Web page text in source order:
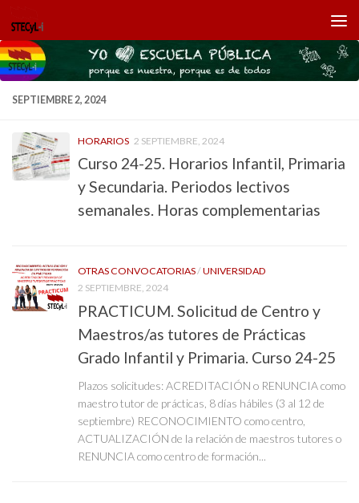
Saltar al contenido
SEPTIEMBRE 2, 2024
HORARIOS 2 SEPTIEMBRE, 2024
Curso 24-25. Horarios Infantil, Primaria
y Secundaria. Periodos lectivos
semanales. Horas complementarias
OTRAS CONVOCATORIAS/UNIVERSIDAD
2 SEPTIEMBRE, 2024
PRACTICUM. Solicitud de Centro y
Maestros/as tutores de Prácticas
Grado Infantil y Primaria. Curso 24-25
Plazos solicitudes: ACREDITACIÓN o RENUNCIA como
maestro tutor de prácticas, 8 días hábiles (3 al 12 de
septiembre) RECONOCIMIENTO como centro,
ACTUALIZACIÓN de la relación de maestros tutores o
RENUNCIA como centro de formación...